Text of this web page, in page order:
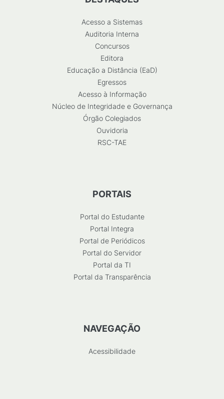
Acesso a Sistemas
Auditoria Interna
Concursos
Editora
Educação a Distância (EaD)
Egressos
Acesso à Informação
Núcleo de Integridade e Governança
Órgão Colegiados
Ouvidoria
RSC-TAE
PORTAIS
Portal do Estudante
Portal Integra
Portal de Periódicos
Portal do Servidor
Portal da TI
Portal da Transparência
NAVEGAÇÃO
Acessibilidade